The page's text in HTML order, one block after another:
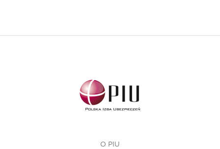
O PIU